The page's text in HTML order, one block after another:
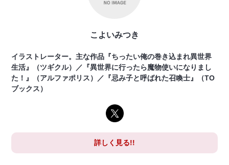
こよいみつき
イラストレーター。主な作品『ちったい俺の巻き込まれ異世界
生活』（ツギクル）／『異世界に行ったら魔物使いになりまし
た！』（アルファポリス）／『忌み子と呼ばれた召喚士』（TO
ブックス）
詳しく見る!!